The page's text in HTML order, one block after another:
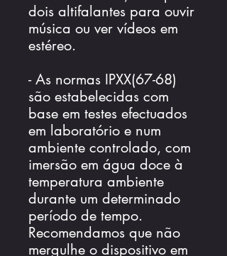
dois altifalantes para ouvir
música ou ver vídeos em
estéreo.
- As normas IPXX(67-68)
são estabelecidas com
base em testes efectuados
em laboratório e num
ambiente controlado, com
imersão em água doce à
temperatura ambiente
durante um determinado
período de tempo.
Recomendamos que não
mergulhe o dispositivo em